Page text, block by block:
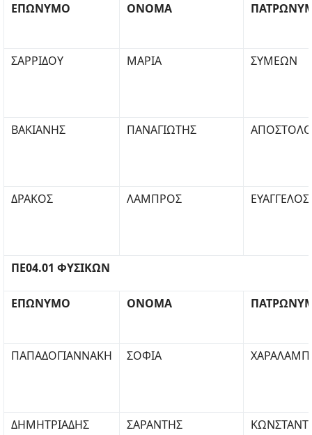
ΕΠΩΝΥΜΟ ΟΝΟΜΑ
ΣΑΡΡΙΔΟΥ ΜΑΡΙΑ ΣΥΜΕΩΝ
ΒΑΚΙΑΝΗΣ ΠΑΝΑΓΙΩΤΗΣ
ΔΡΑΚΟΣ ΛΑΜΠΡΟΣ ΕΥΑΓΓΕΛΟΣ
ΠΕ04.01 ΦΥΣΙΚΩΝ
ΕΠΩΝΥΜΟ ΟΝΟΜΑ
ΠΑΠΑΔΟΓΙΑΝΝΑΚΗ ΣΟΦΙΑ
ΔΗΜΗΤΡΙΑΔΗΣ ΣΑΡΑΝΤΗΣ